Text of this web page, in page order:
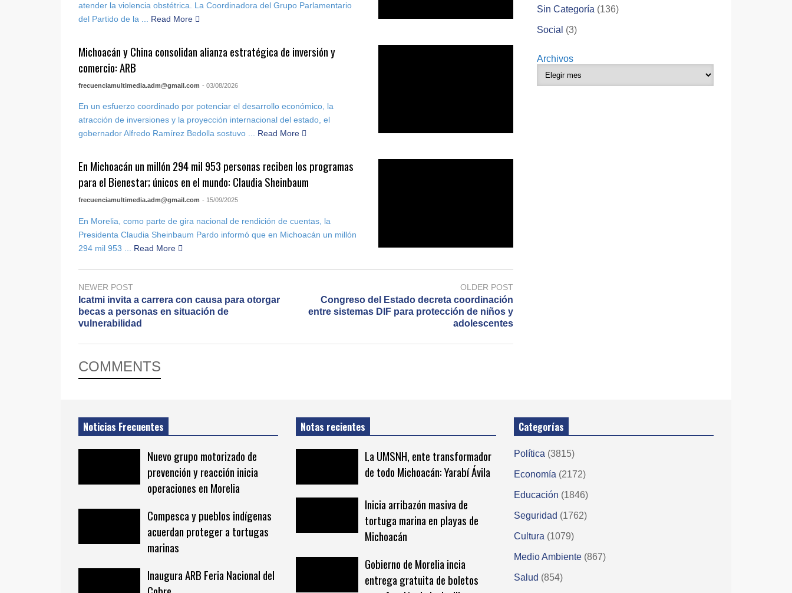
atender la violencia obstétrica. La Coordinadora del Grupo Parlamentario
del Partido de la ...
Read More
Michoacán y China consolidan alianza estratégica de inversión y
comercio: ARB
frecuenciamultimedia.adm@gmail.com - 03/08/2026
En un esfuerzo coordinado por potenciar el desarrollo económico, la
atracción de inversiones y la proyección internacional del estado, el
gobernador Alfredo Ramírez Bedolla sostuvo ... Read More
En Michoacán un millón 294 mil 953 personas reciben los programas
para el Bienestar; únicos en el mundo: Claudia Sheinbaum
frecuenciamultimedia.adm@gmail.com - 15/09/2025
En Morelia, como parte de gira nacional de rendición de cuentas, la
Presidenta Claudia Sheinbaum Pardo informó que en Michoacán un millón
294 mil 953 ...
Read More
NEWER POST
Icatmi invita a carrera con causa para otorgar
becas a personas en situación de
vulnerabilidad
OLDER POST
Congreso del Estado decreta coordinación
entre sistemas DIF para protección de niños y
adolescentes
COMMENTS
Sin Categoría (136)
Social (3)
Archivos
Noticias Frecuentes
Nuevo grupo motorizado de
prevención y reacción inicia
operaciones en Morelia
Compesca y pueblos indígenas
acuerdan proteger a tortugas
marinas
Inaugura ARB Feria Nacional del
Notas recientes
La UMSNH, ente transformador
de todo Michoacán: Yarabí Ávila
Inicia arribazón masiva de
tortuga marina en playas de
Michoacán
Gobierno de Morelia incia
entrega gratuita de boletos
Categorías
Política (3815)
Economía (2172)
Educación (1846)
Seguridad (1762)
Cultura (1079)
Medio Ambiente (867)
Salud (854)